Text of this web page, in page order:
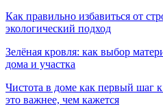
Как правильно избавиться от
экологический подход
Зелёная кровля: как выбор
дома и участка
Чистота в доме как первый шаг
это важнее, чем кажется